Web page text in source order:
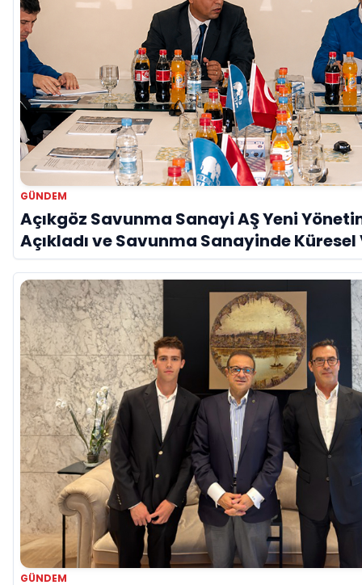
GÜNDEM
Açıkgöz Savunma Sanayi AŞ Yeni
Açıkladı ve Savunma Sanayinde
Vurgusu
GÜNDEM